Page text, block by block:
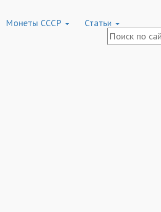
Монеты СССР Статьи